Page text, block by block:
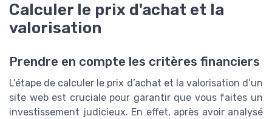
Calculer le prix d'achat et la
valorisation
Prendre en compte les critères financiers
L’étape de calculer le prix d’achat et la valorisation d’un
site web est cruciale pour garantir que vous faites un
investissement judicieux. En effet, après avoir analysé